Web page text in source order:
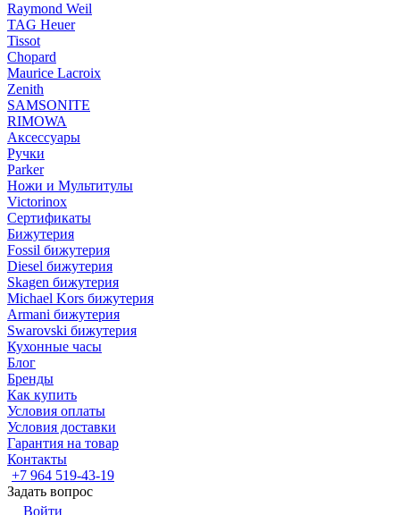
Raymond Weil
TAG Heuer
Tissot
Chopard
Maurice Lacroix
Zenith
SAMSONITE
RIMOWA
Аксессуары
Ручки
Parker
Ножи и Мультитулы
Victorinox
Сертификаты
Бижутерия
Fossil бижутерия
Diesel бижутерия
Skagen бижутерия
Michael Kors бижутерия
Armani бижутерия
Swarovski бижутерия
Кухонные часы
Блог
Бренды
Как купить
Условия оплаты
Условия доставки
Гарантия на товар
Контакты
+7 964 519-43-19
Задать вопрос
Войти